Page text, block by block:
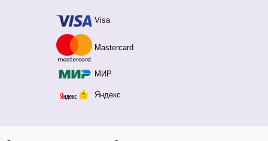
Visa
Mastercard
МИР
Яндекс